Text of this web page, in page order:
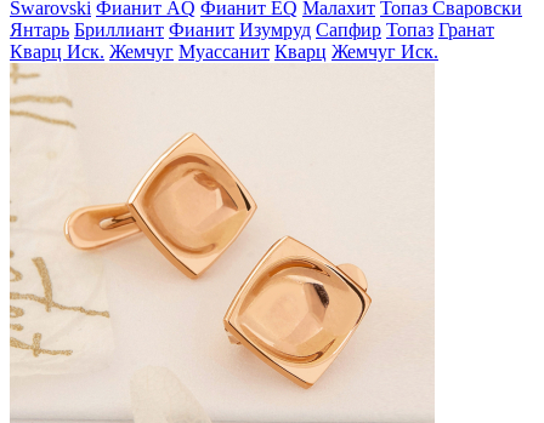
Swarovski Фианит AQ Фианит EQ Малахит Топаз Сваровски
Янтарь Бриллиант Фианит Изумруд Сапфир Топаз Гранат
Кварц Иск. Жемчуг Муассанит Кварц Жемчуг Иск.